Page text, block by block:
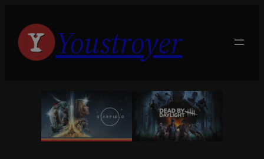
Inhalt
springen
Youstroyer